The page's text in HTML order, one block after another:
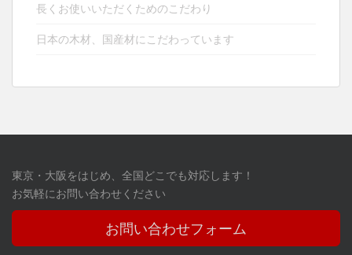
長くお使いいただくためのこだわり
日本の木材、国産材にこだわっています
東京・大阪をはじめ、全国どこでも対応します！
お気軽にお問い合わせください
お問い合わせフォーム